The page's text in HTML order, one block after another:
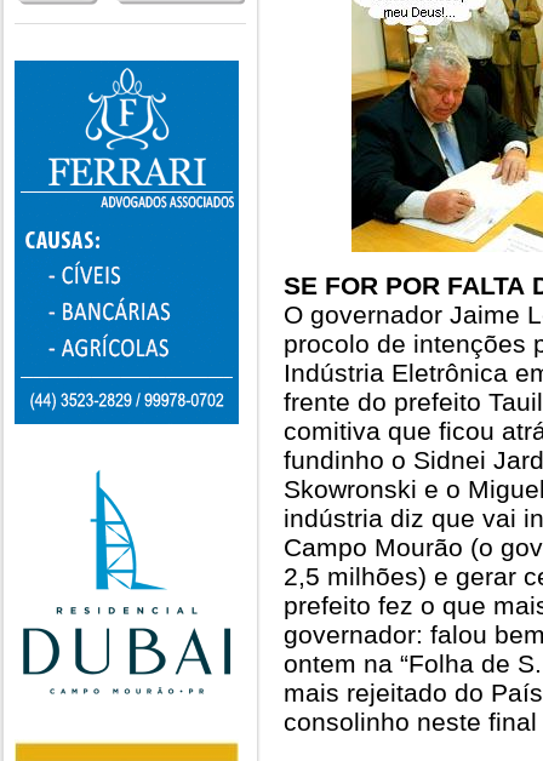
SE FOR POR FALTA
O governador Jaime
procolo de intenções
Indústria Eletrônica
frente do prefeito
comitiva que ficou
fundinho o Sidnei
Skowronski e o
indústria diz que vai
Campo Mourão (o
2,5 milhões) e gerar
prefeito fez o que
governador: falou
ontem na “Folha de
mais rejeitado do
consolinho neste